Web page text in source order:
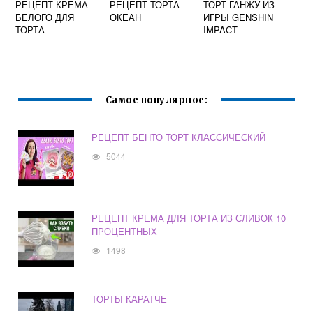
РЕЦЕПТ КРЕМА
БЕЛОГО ДЛЯ
ТОРТА
РЕЦЕПТ ТОРТА
ОКЕАН
ТОРТ ГАНЖУ ИЗ
ИГРЫ GENSHIN
IMPACT
Самое популярное:
РЕЦЕПТ БЕНТО ТОРТ КЛАССИЧЕСКИЙ
5044
РЕЦЕПТ КРЕМА ДЛЯ ТОРТА ИЗ СЛИВОК 10
ПРОЦЕНТНЫХ
1498
ТОРТЫ КАРАТЧЕ